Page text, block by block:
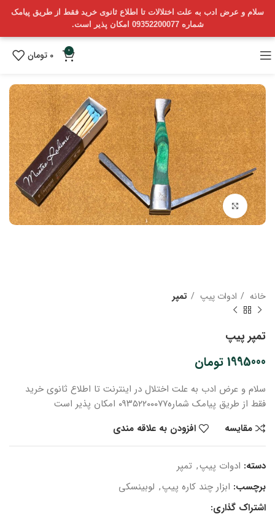
سلام و عرض ادب به علت اختلالات تا اطلاع ثانوی خرید فقط از طریق پیامک
شماره 09352200077 امکان پذیر است.
0
0 تومان
بزرگنمایی تصویر
خانه ادوات پیپ تمپر
تمپر پیپ
1995000 تومان
سلام و عرض ادب به علت اختلال در اینترنت تا اطلاع ثانوی خرید
فقط از طریق پیامک شماره۰۹۳۵۲۲۰۰۰۷۷ امکان پذیر است
مقایسه
افزودن به علاقه مندی
دسته: ادوات پیپ, تمپر
برچسب: ابزار چند کاره پیپ, لوبینسکی
اشتراک گذاری: